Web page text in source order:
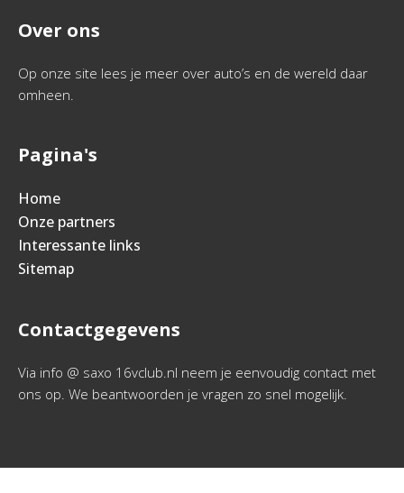
Over ons
Op onze site lees je meer over auto’s en de wereld daar
omheen.
Pagina's
Home
Onze partners
Interessante links
Sitemap
Contactgegevens
Via info @ saxo 16vclub.nl neem je eenvoudig contact met
ons op. We beantwoorden je vragen zo snel mogelijk.